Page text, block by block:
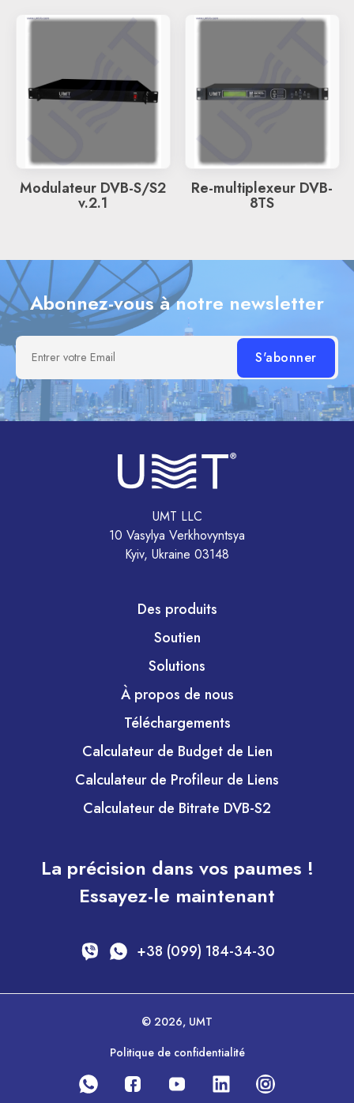
Modulateur DVB-S/S2
v.2.1
Re-multiplexeur DVB-
8TS
Abonnez-vous à notre newsletter
Entrer votre Email
UMT LLC
10 Vasylya Verkhovyntsya
Kyiv, Ukraine 03148
Des produits
Soutien
Solutions
À propos de nous
Téléchargements
Calculateur de Budget de Lien
Calculateur de Profileur de Liens
Calculateur de Bitrate DVB-S2
La précision dans vos paumes !
Essayez-le maintenant
+38 (099) 184-34-30
© 2026, UMT
Politique de confidentialité